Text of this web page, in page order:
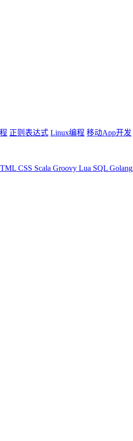
正则表达式 Linux编程 移动App开发
CSS Scala Groovy Lua SQL Golang